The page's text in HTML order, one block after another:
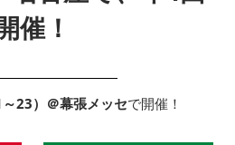
催！
23）＠幕張メッセで開催！